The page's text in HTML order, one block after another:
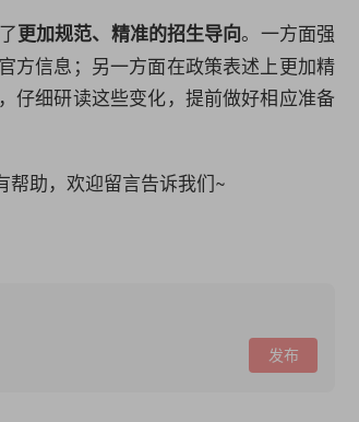
更加规范、精准的招生导向。一方面强
方信息；另一方面在政策表述上更加精
仔细研读这些变化，提前做好相应准备
帮助，欢迎留言告诉我们~
发布